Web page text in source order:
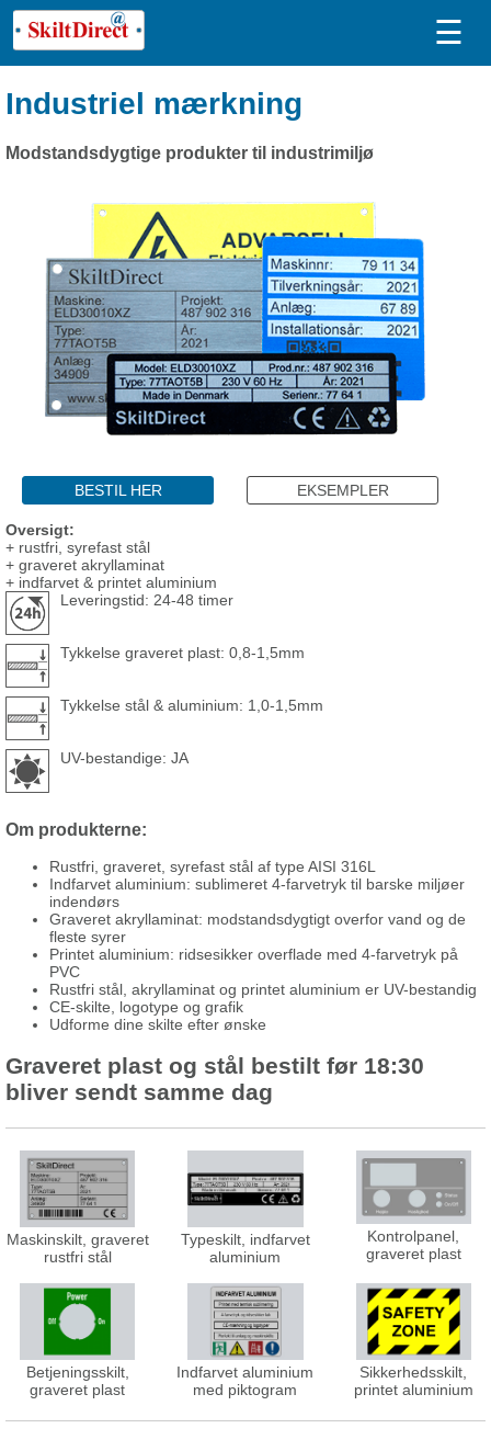
☰
Industriel mærkning
Modstandsdygtige produkter til industrimiljø
BESTIL HER EKSEMPLER
Oversigt:
+ rustfri, syrefast stål
+ graveret akryllaminat
+ indfarvet & printet aluminium
Leveringstid: 24-48 timer
Tykkelse graveret plast: 0,8-1,5mm
Tykkelse stål & aluminium: 1,0-1,5mm
UV-bestandige: JA
Om produkterne:
Rustfri, graveret, syrefast stål af type AISI 316L
Indfarvet aluminium: sublimeret 4-farvetryk til barske miljøer
indendørs
Graveret akryllaminat: modstandsdygtigt overfor vand og de
fleste syrer
Printet aluminium: ridsesikker overflade med 4-farvetryk på
PVC
Rustfri stål, akryllaminat og printet aluminium er UV-bestandig
CE-skilte, logotype og grafik
Udforme dine skilte efter ønske
Graveret plast og stål bestilt før 18:30
bliver sendt samme dag
Maskinskilt, graveret
rustfri stål
Typeskilt, indfarvet
aluminium
Kontrolpanel,
graveret plast
Betjeningsskilt,
graveret plast
Indfarvet aluminium
med piktogram
Sikkerhedsskilt,
printet aluminium